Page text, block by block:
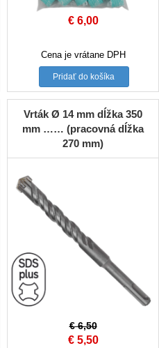
€6,00
Cena je vrátane DPH
Pridať do košíka
Vrták Ø 14 mm dĺžka 350
mm …… (pracovná dĺžka
270 mm)
€6,50
Original
€5,50Current